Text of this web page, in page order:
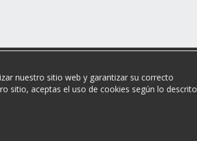
nuestro sitio web y garantizar su correcto
sitio, aceptas el uso de cookies según lo descrito